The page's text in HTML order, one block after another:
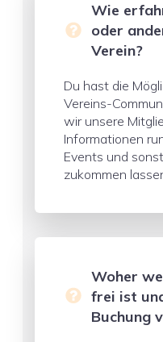
Wie
oder
Verein?
Du hast die
Vereins-
wir unsere
Informationen
Events und
zukommen
Woher
frei ist
Buchung